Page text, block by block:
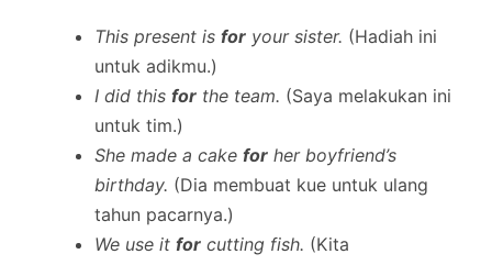
This present is for your sister. (Hadiah ini
untuk adikmu.)
I did this for the team. (Saya melakukan ini
untuk tim.)
She made a cake for her boyfriend’s
birthday. (Dia membuat kue untuk ulang
tahun pacarnya.)
We use it for cutting fish. (Kita